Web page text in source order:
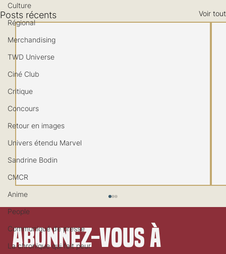
Culture
Régional
Merchandising
TWD Universe
Ciné Club
Critique
Concours
Retour en images
Univers étendu Marvel
Sandrine Bodin
CMCR
Anime
People
Communiqué de presse
La chronique qui fait peur
Posts récents Voir tout
Abonnez-vous à